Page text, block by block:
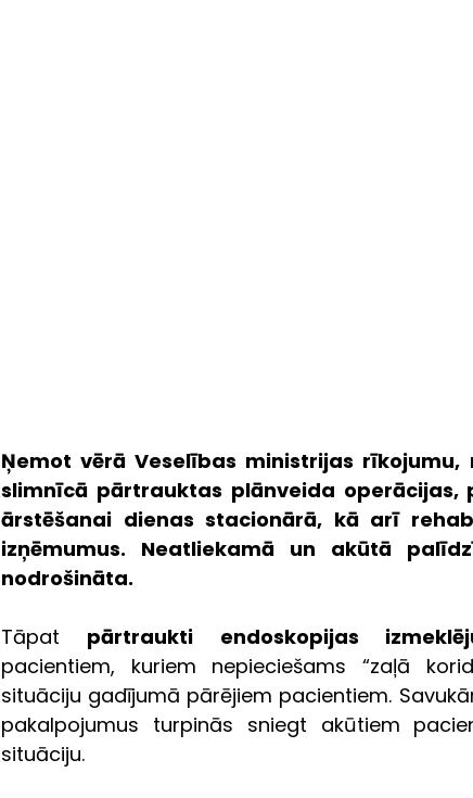
Ņemot vērā Veselības ministrijas rīkojumu,
slimnīcā pārtrauktas plānveida operācijas,
ārstēšanai dienas stacionārā, kā arī
izņēmumus. Neatliekamā un akūtā
nodrošināta.
Tāpat pārtraukti endoskopijas
pacientiem, kuriem nepieciešams “zaļā
situāciju gadījumā pārējiem pacientiem.
pakalpojumus turpinās sniegt akūtiem
situāciju.